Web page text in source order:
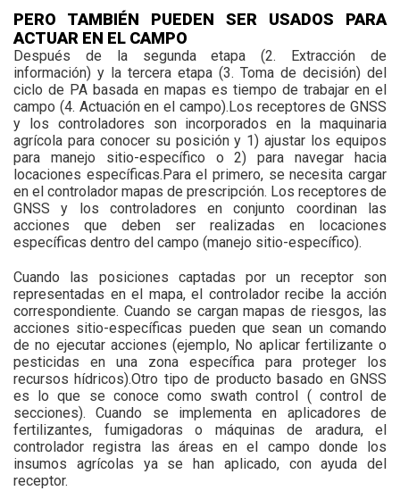
PERO TAMBIÉN PUEDEN SER USADOS PARA
ACTUAR EN EL CAMPO
Después de la segunda etapa (2. Extracción de
información) y la tercera etapa (3. Toma de decisión) del
ciclo de PA basada en mapas es tiempo de trabajar en el
campo (4. Actuación en el campo).Los receptores de GNSS
y los controladores son incorporados en la maquinaria
agrícola para conocer su posición y 1) ajustar los equipos
para manejo sitio-específico o 2) para navegar hacia
locaciones específicas.Para el primero, se necesita cargar
en el controlador mapas de prescripción. Los receptores de
GNSS y los controladores en conjunto coordinan las
acciones que deben ser realizadas en locaciones
específicas dentro del campo (manejo sitio-específico).
Cuando las posiciones captadas por un receptor son
representadas en el mapa, el controlador recibe la acción
correspondiente. Cuando se cargan mapas de riesgos, las
acciones sitio-específicas pueden que sean un comando
de no ejecutar acciones (ejemplo, No aplicar fertilizante o
pesticidas en una zona específica para proteger los
recursos hídricos).Otro tipo de producto basado en GNSS
es lo que se conoce como swath control ( control de
secciones). Cuando se implementa en aplicadores de
fertilizantes, fumigadoras o máquinas de aradura, el
controlador registra las áreas en el campo donde los
insumos agrícolas ya se han aplicado, con ayuda del
receptor.